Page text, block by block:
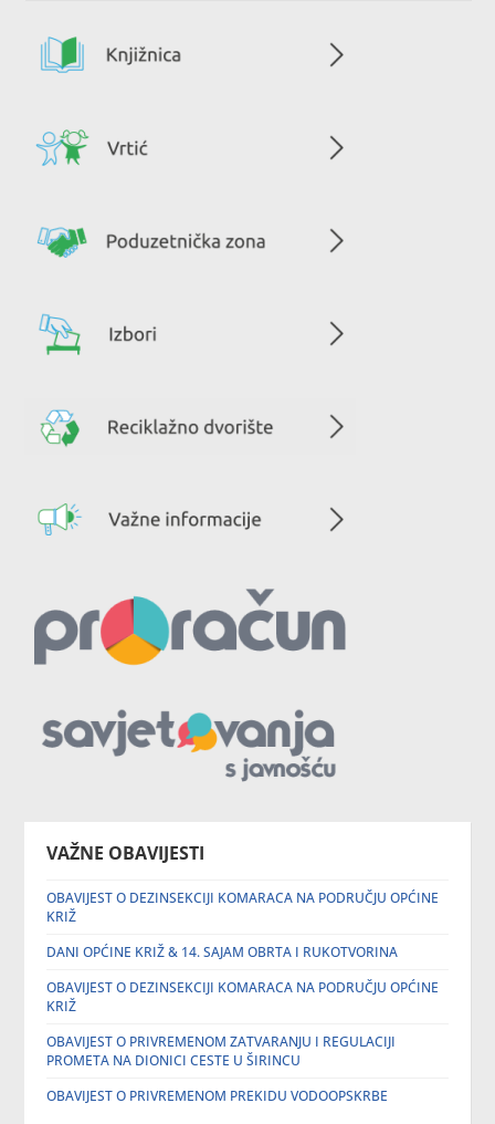
VAŽNE OBAVIJESTI
OBAVIJEST O DEZINSEKCIJI KOMARACA NA PODRUČJU OPĆINE
KRIŽ
DANI OPĆINE KRIŽ & 14. SAJAM OBRTA I RUKOTVORINA
OBAVIJEST O DEZINSEKCIJI KOMARACA NA PODRUČJU OPĆINE
KRIŽ
OBAVIJEST O PRIVREMENOM ZATVARANJU I REGULACIJI
PROMETA NA DIONICI CESTE U ŠIRINCU
OBAVIJEST O PRIVREMENOM PREKIDU VODOOPSKRBE